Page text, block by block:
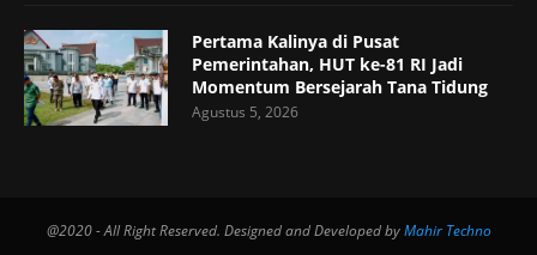
Pertama Kalinya di Pusat
Pemerintahan, HUT ke-81 RI Jadi
Momentum Bersejarah Tana Tidung
Agustus 5, 2026
@2020 - All Right Reserved. Designed and Developed byMahir Techno